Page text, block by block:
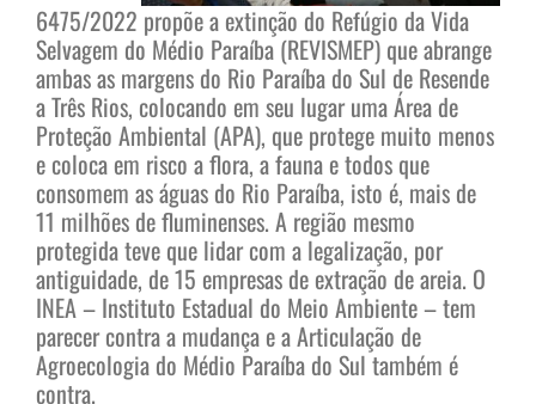
6475/2022 propõe a extinção do Refúgio da Vida
Selvagem do Médio Paraíba (REVISMEP) que abrange
ambas as margens do Rio Paraíba do Sul de Resende
a Três Rios, colocando em seu lugar uma Área de
Proteção Ambiental (APA), que protege muito menos
e coloca em risco a flora, a fauna e todos que
consomem as águas do Rio Paraíba, isto é, mais de
11 milhões de fluminenses. A região mesmo
protegida teve que lidar com a legalização, por
antiguidade, de 15 empresas de extração de areia. O
INEA – Instituto Estadual do Meio Ambiente – tem
parecer contra a mudança e a Articulação de
Agroecologia do Médio Paraíba do Sul também é
contra.